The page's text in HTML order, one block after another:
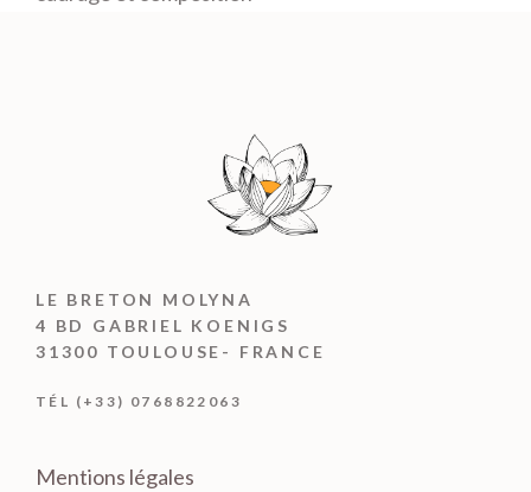
LE BRETON MOLYNA
4 BD GABRIEL KOENIGS
31300 TOULOUSE- FRANCE
TÉL (+33) 0768822063
Mentions légales